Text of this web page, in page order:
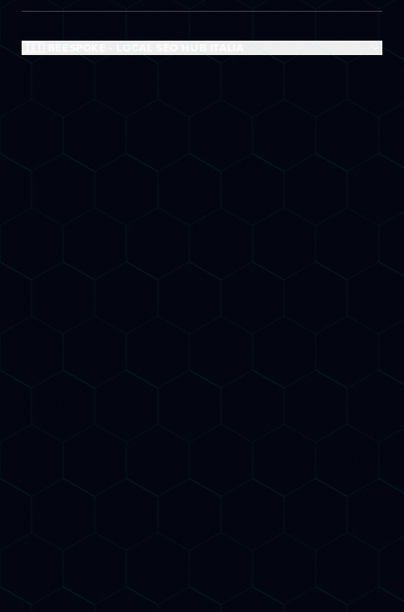
🇮🇹 BEESPOKE - LOCAL SEO HUB ITALIA